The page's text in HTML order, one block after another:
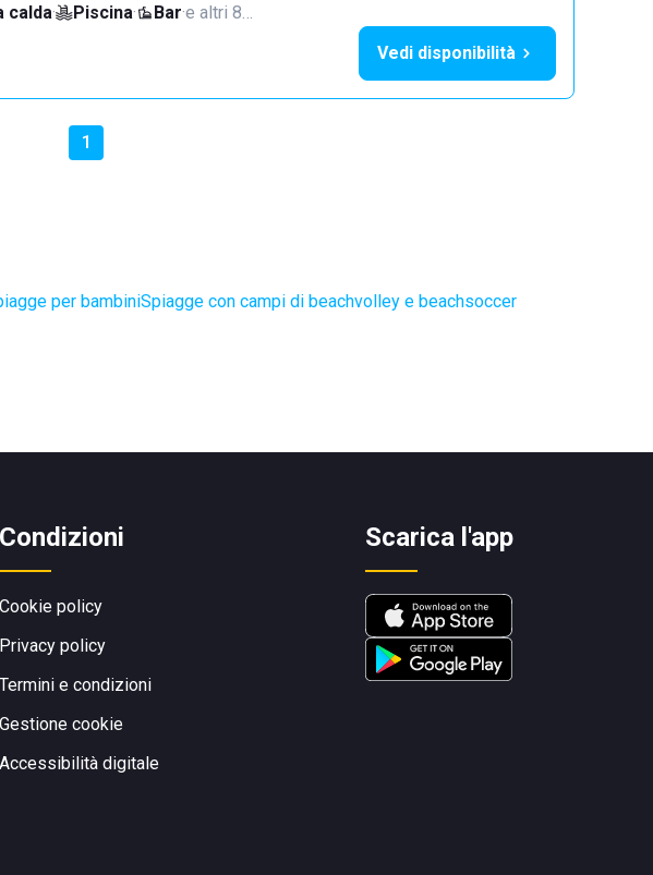
calda· Piscina· Bar·e altri 8…
Vedi disponibilità
1
per bambiniSpiagge con campi di beachvolley e beachsoccer
Condizioni
Cookie policy
Privacy policy
Termini e condizioni
Gestione cookie
Accessibilità digitale
Scarica l'app